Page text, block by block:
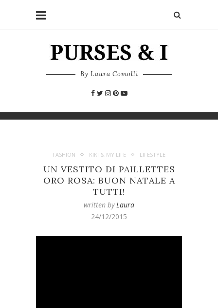
By Laura Comolli
FASHION KIKI & MY LIFE LIFESTYLE
UN VESTITO DI PAILLETTES
ORO ROSA: BUON NATALE A
TUTTI!
written byLaura
24/12/2015